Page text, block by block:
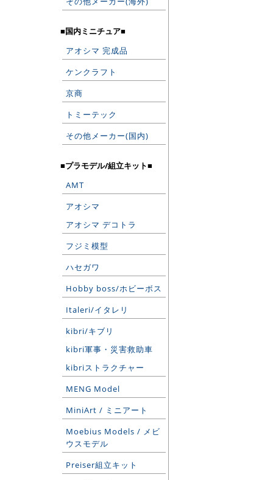
■国内ミニチュア■
アオシマ 完成品
ケンクラフト
京商
トミーテック
その他メーカー(国内)
■プラモデル/組立キット■
AMT
アオシマ
アオシマ デコトラ
フジミ模型
ハセガワ
Hobby boss/ホビーボス
Italeri/イタレリ
kibri/キブリ
kibri軍事・災害救助車
kibriストラクチャー
MENG Model
MiniArt / ミニアート
Moebius Models / メビ
ウスモデル
Preiser組立キット